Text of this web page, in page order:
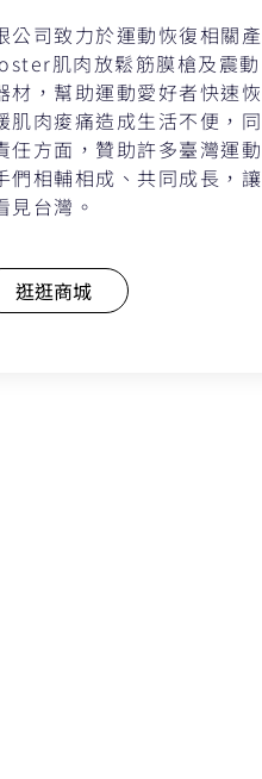
公司致力於運動恢復相關產
肌肉放鬆筋膜槍及震動
材，幫助運動愛好者快速恢
肌肉痠痛造成生活不便，同
任方面，贊助許多臺灣運動
們相輔相成、共同成長，讓
見台灣。
逛逛商城